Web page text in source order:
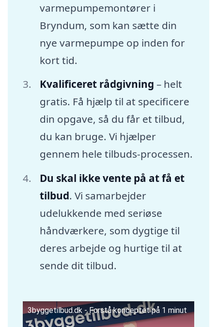
varmepumpemontører i
Bryndum, som kan sætte din
nye varmepumpe op inden for
kort tid.
Kvalificeret rådgivning – helt
gratis. Få hjælp til at specificere
din opgave, så du får et tilbud,
du kan bruge. Vi hjælper
gennem hele tilbuds-processen.
Du skal ikke vente på at få et
tilbud. Vi samarbejder
udelukkende med seriøse
håndværkere, som dygtige til
deres arbejde og hurtige til at
sende dit tilbud.
3byggetilbud.dk - Forstå konceptet på 1 minut